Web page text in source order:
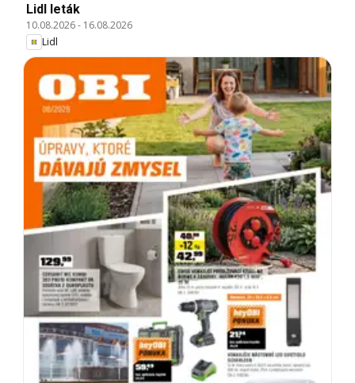
Lidl leták
10.08.2026- 16.08.2026
Lidl